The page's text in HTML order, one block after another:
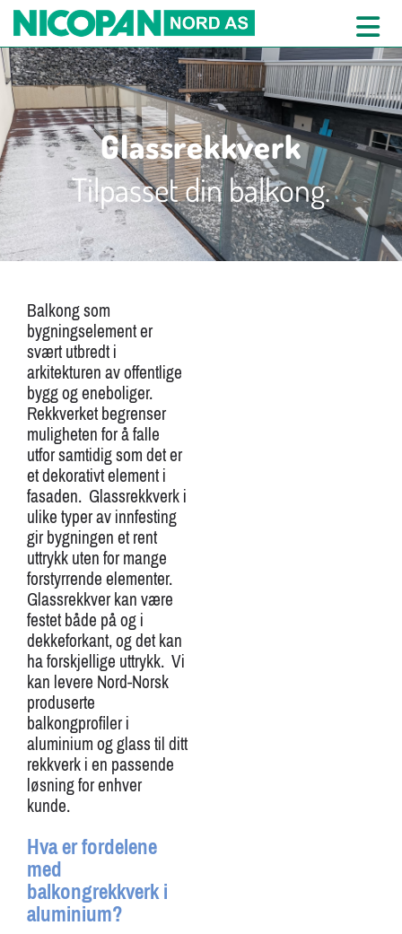
Glassrekkverk
Tilpasset din balkong.
Balkong som
bygningselement er
svært utbredt i
arkitekturen av offentlige
bygg og eneboliger.
Rekkverket begrenser
muligheten for å falle
utfor samtidig som det er
et dekorativt element i
fasaden. Glassrekkverk i
ulike typer av innfesting
gir bygningen et rent
uttrykk uten for mange
forstyrrende elementer.
Glassrekkver kan være
festet både på og i
dekkeforkant, og det kan
ha forskjellige uttrykk. Vi
kan levere Nord-Norsk
produserte
balkongprofiler i
aluminium og glass til ditt
rekkverk i en passende
løsning for enhver
kunde.
Hva er fordelene
med
balkongrekkverk i
aluminium?